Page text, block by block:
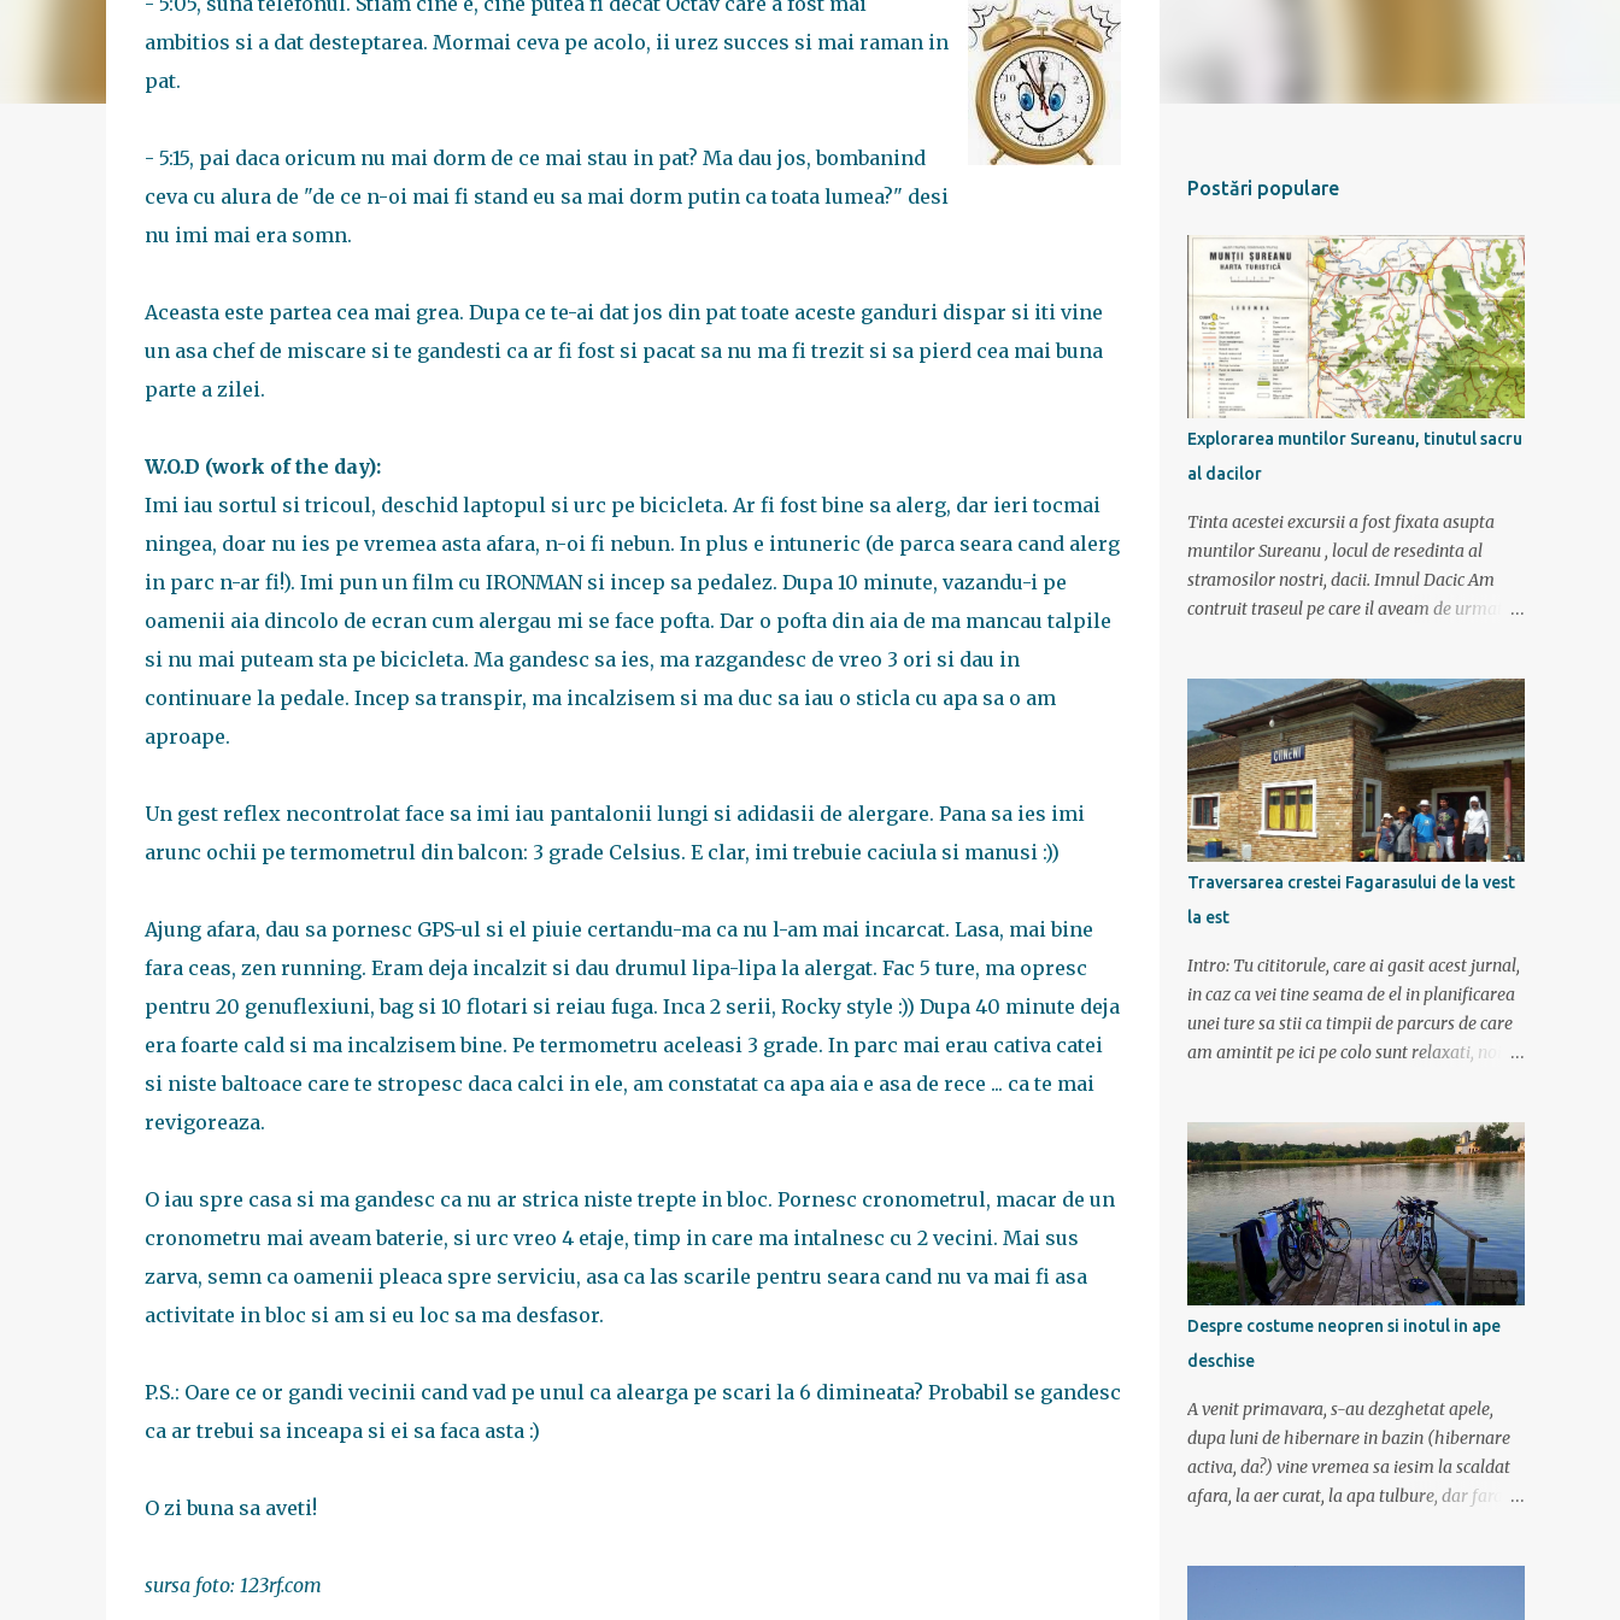
ambitios si a dat desteptarea. Mormai ceva pe acolo, ii urez succes si mai raman in
pat.
- 5:15, pai daca oricum nu mai dorm de ce mai stau in pat? Ma dau jos, bombanind
ceva cu alura de "de ce n-oi mai fi stand eu sa mai dorm putin ca toata lumea?" desi
nu imi mai era somn.
Aceasta este partea cea mai grea. Dupa ce te-ai dat jos din pat toate aceste ganduri dispar si iti vine
un asa chef de miscare si te gandesti ca ar fi fost si pacat sa nu ma fi trezit si sa pierd cea mai buna
parte a zilei.
W.O.D (work of the day):
Imi iau sortul si tricoul, deschid laptopul si urc pe bicicleta. Ar fi fost bine sa alerg, dar ieri tocmai
ningea, doar nu ies pe vremea asta afara, n-oi fi nebun. In plus e intuneric (de parca seara cand alerg
in parc n-ar fi!). Imi pun un film cu IRONMAN si incep sa pedalez. Dupa 10 minute, vazandu-i pe
oamenii aia dincolo de ecran cum alergau mi se face pofta. Dar o pofta din aia de ma mancau talpile
si nu mai puteam sta pe bicicleta. Ma gandesc sa ies, ma razgandesc de vreo 3 ori si dau in
continuare la pedale. Incep sa transpir, ma incalzisem si ma duc sa iau o sticla cu apa sa o am
aproape.
Un gest reflex necontrolat face sa imi iau pantalonii lungi si adidasii de alergare. Pana sa ies imi
arunc ochii pe termometrul din balcon: 3 grade Celsius. E clar, imi trebuie caciula si manusi :))
Ajung afara, dau sa pornesc GPS-ul si el piuie certandu-ma ca nu l-am mai incarcat. Lasa, mai bine
fara ceas, zen running. Eram deja incalzit si dau drumul lipa-lipa la alergat. Fac 5 ture, ma opresc
pentru 20 genuflexiuni, bag si 10 flotari si reiau fuga. Inca 2 serii, Rocky style :)) Dupa 40 minute deja
era foarte cald si ma incalzisem bine. Pe termometru aceleasi 3 grade. In parc mai erau cativa catei
si niste baltoace care te stropesc daca calci in ele, am constatat ca apa aia e asa de rece ... ca te mai
revigoreaza.
O iau spre casa si ma gandesc ca nu ar strica niste trepte in bloc. Pornesc cronometrul, macar de un
cronometru mai aveam baterie, si urc vreo 4 etaje, timp in care ma intalnesc cu 2 vecini. Mai sus
zarva, semn ca oamenii pleaca spre serviciu, asa ca las scarile pentru seara cand nu va mai fi asa
activitate in bloc si am si eu loc sa ma desfasor.
P.S.: Oare ce or gandi vecinii cand vad pe unul ca alearga pe scari la 6 dimineata? Probabil se gandesc
ca ar trebui sa inceapa si ei sa faca asta :)
O zi buna sa aveti!
sursa foto: 123rf.com
Postări populare
Explorarea muntilor Sureanu, tinutul sacru
al dacilor
Tinta acestei excursii a fost fixata asupta
muntilor Sureanu , locul de resedinta al
stramosilor nostri, dacii. Imnul Dacic Am
contruit traseul pe care il aveam de urmat
zile ca doar de aia e vacanta. Am plecat
sambata 30 iulie pe ruta Pitesti, Rm. Valcea,
Novaci, Ranca, Sebes, Orastie. Si cum se
putea sa plecam decat cu masina dacilor, ce-
i drept restilizata si imbunatatita, denumita
acum Dacia Logan. Ne-am inarmat cu 3-4
harti si cu un plan bine documentat de vreo
15 pagini (cine il vrea sa ridice mana sus). Am
inghesuit cu greu rucsacii, corturile, sacii de
dormit si mancarea in masina.
Traversarea crestei Fagarasului de la vest
la est
Intro: Tu cititorule, care ai gasit acest jurnal,
in caz ca vei tine seama de el in planificarea
unei ture sa stii ca timpii de parcurs de care
am amintit pe ici pe colo sunt relaxati, noi
si mancare cat pentru 5 zile. In plus de ce ne-
am fi grabit cand era asa de frumos? :) Ziua I
Dupa tura de leneveala de la mare/delta se
cuvenea ceva tare la munte, la altitudine, la
aer curat. Si unde se putea mai sus decat in
Muntii Fagaras , cea mai lunga creasta
montana din Romania si cu cele mai inalte
trei varfuri: Moldoveanu, Negoiu si Vistea
Mare. Am planuit sa parcurgem toata
creasta in 5 zile, de la vest la est. In total 70
de km. De la orele de geografie din scoala ne
aminteam ca grupa Muntilor Fagaras se
intinde intre Turnu Rosu (pe Valea Oltului) si
unde luam trenul pret de jumatate de ora
Despre costume neopren si inotul in ape
deschise
A venit primavara, s-au dezghetat apele,
dupa luni de hibernare in bazin (hibernare
activa, da?) vine vremea sa iesim la scaldat
afara, la aer curat, la apa tulbure, dar fara